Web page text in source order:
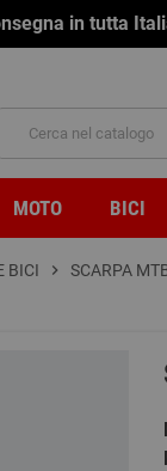
in tutta
MOTO BICI
BICI chevron_right SCARPA